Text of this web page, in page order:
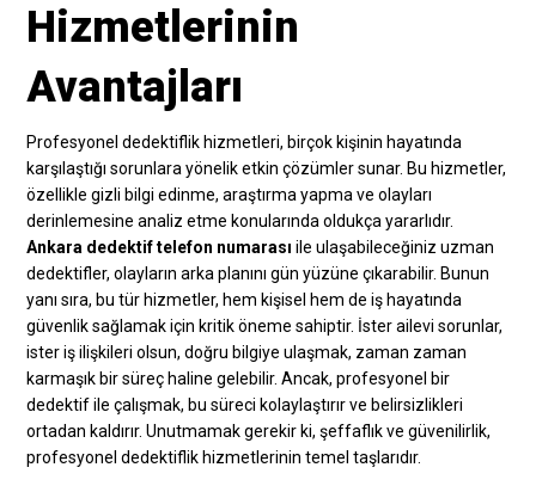
Hizmetlerinin
Avantajları
Profesyonel dedektiflik hizmetleri, birçok kişinin hayatında
karşılaştığı sorunlara yönelik etkin çözümler sunar. Bu hizmetler,
özellikle gizli bilgi edinme, araştırma yapma ve olayları
derinlemesine analiz etme konularında oldukça yararlıdır.
Ankara dedektif telefon numarası ile ulaşabileceğiniz uzman
dedektifler, olayların arka planını gün yüzüne çıkarabilir. Bunun
yanı sıra, bu tür hizmetler, hem kişisel hem de iş hayatında
güvenlik sağlamak için kritik öneme sahiptir. İster ailevi sorunlar,
ister iş ilişkileri olsun, doğru bilgiye ulaşmak, zaman zaman
karmaşık bir süreç haline gelebilir. Ancak, profesyonel bir
dedektif ile çalışmak, bu süreci kolaylaştırır ve belirsizlikleri
ortadan kaldırır. Unutmamak gerekir ki, şeffaflık ve güvenilirlik,
profesyonel dedektiflik hizmetlerinin temel taşlarıdır.